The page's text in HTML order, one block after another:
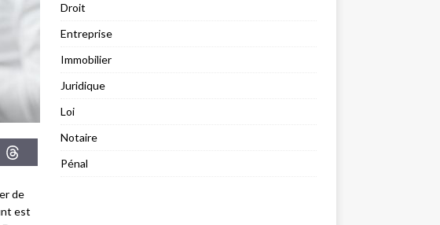
de
est
Droit
Entreprise
Immobilier
Juridique
Loi
Notaire
Pénal